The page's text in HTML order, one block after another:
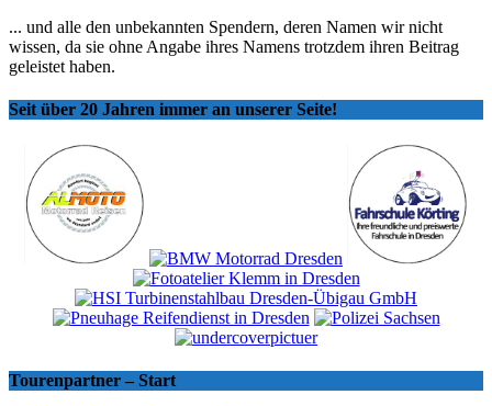
... und alle den unbekannten Spendern, deren Namen wir nicht
wissen, da sie ohne Angabe ihres Namens trotzdem ihren Beitrag
geleistet haben.
Seit über 20 Jahren immer an unserer Seite!
Tourenpartner – Start